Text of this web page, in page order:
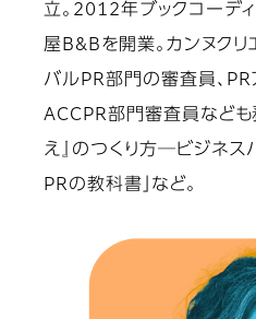
立。2012年ブックコーデ
屋B&Bを開業。カンヌクリ
バルPR部門の審査員、PR
ACCPR部門審査員なども
え』のつくり方─ビジネス
PRの教科書」など。